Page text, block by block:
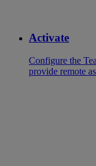
Activate
Configure the
provide remote